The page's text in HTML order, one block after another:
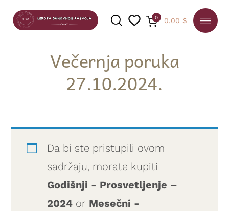
PRETRAGA
0 0.00 $
Večernja poruka
27.10.2024.
Da bi ste pristupili ovom
sadržaju, morate kupiti
Godišnji - Prosvetljenje –
2024 or Mesečni -